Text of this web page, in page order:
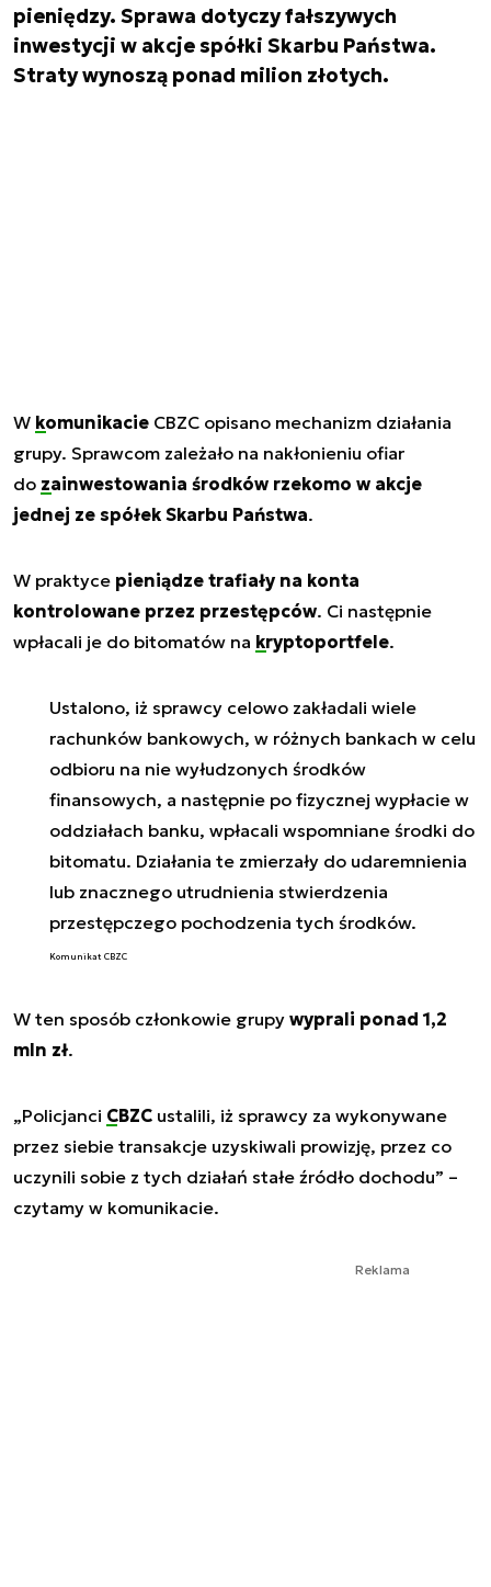
pieniędzy. Sprawa dotyczy fałszywych
inwestycji w akcje spółki Skarbu Państwa.
Straty wynoszą ponad milion złotych.
W komunikacie CBZC opisano mechanizm działania
grupy. Sprawcom zależało na nakłonieniu ofiar
do zainwestowania środków rzekomo w akcje
jednej ze spółek Skarbu Państwa.
W praktyce pieniądze trafiały na konta
kontrolowane przez przestępców. Ci następnie
wpłacali je do bitomatów na kryptoportfele.
Ustalono, iż sprawcy celowo zakładali wiele
rachunków bankowych, w różnych bankach w celu
odbioru na nie wyłudzonych środków
finansowych, a następnie po fizycznej wypłacie w
oddziałach banku, wpłacali wspomniane środki do
bitomatu. Działania te zmierzały do udaremnienia
lub znacznego utrudnienia stwierdzenia
przestępczego pochodzenia tych środków.
Komunikat CBZC
W ten sposób członkowie grupy wyprali ponad 1,2
mln zł.
„Policjanci CBZC ustalili, iż sprawcy za wykonywane
przez siebie transakcje uzyskiwali prowizję, przez co
uczynili sobie z tych działań stałe źródło dochodu” –
czytamy w komunikacie.
Reklama